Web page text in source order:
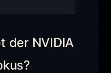
der NVIDIA